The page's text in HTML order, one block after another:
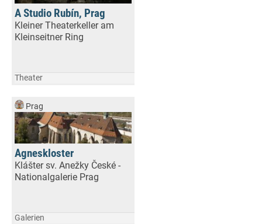
A Studio Rubín, Prag
Kleiner Theaterkeller am
Kleinseitner Ring
Theater
Prag
Agneskloster
Klášter sv. Anežky České -
Nationalgalerie Prag
Galerien